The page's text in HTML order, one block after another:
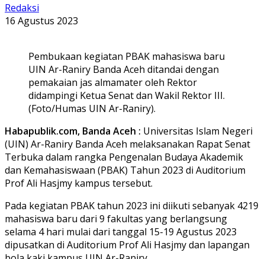
Redaksi
16 Agustus 2023
Pembukaan kegiatan PBAK mahasiswa baru
UIN Ar-Raniry Banda Aceh ditandai dengan
pemakaian jas almamater oleh Rektor
didampingi Ketua Senat dan Wakil Rektor III.
(Foto/Humas UIN Ar-Raniry).
Habapublik.com, Banda Aceh : Universitas Islam Negeri
(UIN) Ar-Raniry Banda Aceh melaksanakan Rapat Senat
Terbuka dalam rangka Pengenalan Budaya Akademik
dan Kemahasiswaan (PBAK) Tahun 2023 di Auditorium
Prof Ali Hasjmy kampus tersebut.
Pada kegiatan PBAK tahun 2023 ini diikuti sebanyak 4219
mahasiswa baru dari 9 fakultas yang berlangsung
selama 4 hari mulai dari tanggal 15-19 Agustus 2023
dipusatkan di Auditorium Prof Ali Hasjmy dan lapangan